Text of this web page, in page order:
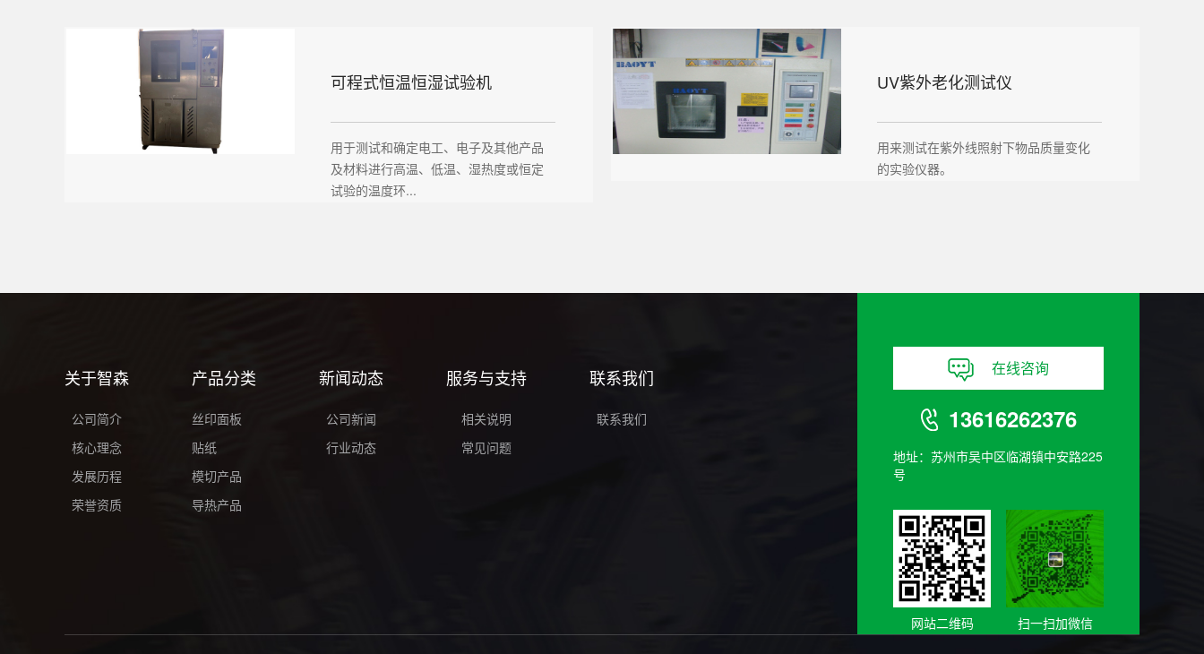
可程式恒温恒湿试验机
用于测试和确定电工、电子及其他产品
及材料进行高温、低温、湿热度或恒定
试验的温度环...
UV紫外老化测试仪
用来测试在紫外线照射下物品质量变化
的实验仪器。
关于智森
公司简介
核心理念
发展历程
荣誉资质
产品分类
丝印面板
贴纸
模切产品
导热产品
新闻动态
公司新闻
行业动态
服务与支持
相关说明
常见问题
联系我们
联系我们
在线咨询
13616262376
地址：苏州市吴中区临湖镇中安路225
号
网站二维码 扫一扫加微信